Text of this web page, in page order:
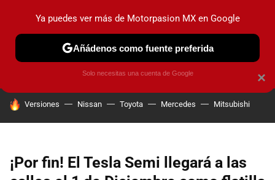
PRUEBAS INDUSTRIA HOY NO CIRCULA
HOY SE HABLA DE
Versiones Nissan Toyota Mercedes Mitsubishi
¡Por fin! El Tesla Semi llegará a las
×
Ya puedes ver más de Motorpasion MX en Google
Añádenos como fuente preferida
Solo necesitas una cuenta de Google